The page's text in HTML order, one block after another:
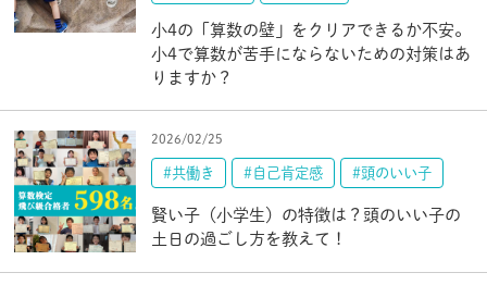
小4の「算数の壁」をクリアできるか不安。
小4で算数が苦手にならないための対策はあ
りますか？
2026/02/25
#共働き #自己肯定感 #頭のいい子
賢い子（小学生）の特徴は？頭のいい子の
土日の過ごし方を教えて！